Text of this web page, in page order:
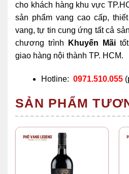
cho khách hàng khu vực
sản phẩm vang cao cấp,
vang, tự tin cung ứng tất cả
chương trình
Khuyến Mãi
giao hàng nội thành TP. HCM.
Hotline: 0971.510.055
SẢN PHẨM